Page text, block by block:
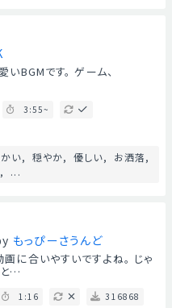
いBGMです。 ゲーム、
3:55~
い 穏やか 優しい
お洒落
...
もっぴーさうんど
に合いやすいですよね。 じゃ
と…
1:16 316868